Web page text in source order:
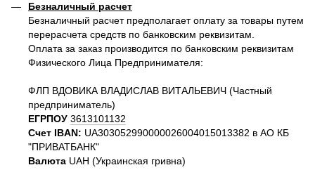
Безналичный расчет
Безналичный расчет предполагает оплату за товары путем
перерасчета средств по банковским реквизитам.
Оплата за заказ производится по банковским реквизитам
Физического Лица Предпринимателя:
ФЛП ВДОВИКА ВЛАДИСЛАВ ВИТАЛЬЕВИЧ (Частный
предприниматель)
ЕГРПОУ 3613101132
Счет IBAN: UA303052990000026004015013382 в АО КБ
"ПРИВАТБАНК"
Валюта UAH (Украинская гривна)